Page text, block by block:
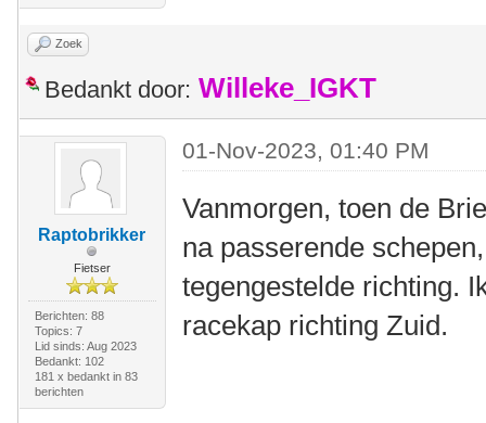
Zoek
Bedankt door: Willeke_IGKT
Raptobrikker
Fietser
Berichten: 88
Topics: 7
Lid sinds: Aug 2023
Bedankt: 102
181 x bedankt in 83
berichten
01-Nov-2023, 01:40 PM
Vanmorgen, toen de
na passerende
tegengestelde richting.
racekap richting Zuid.